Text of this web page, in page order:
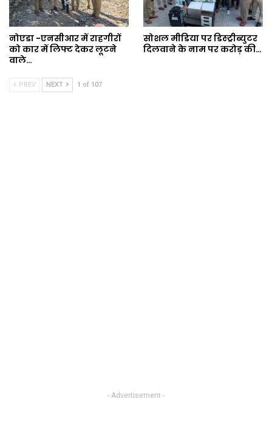
नोएडा -एनसीआर में राहगीरों
को कार में लिफ्ट देकर लूटने
वाले…
सोशल मीडिया पर डिस्ट्रीब्युटर
दिलवाने के नाम पर करोड़ की…
PREV NEXT 1 of 107
- Advertisement -